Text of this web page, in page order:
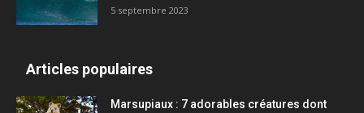
5 septembre 2023
Articles populaires
Marsupiaux : 7 adorables créatures dont